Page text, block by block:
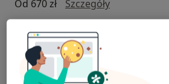
Od 670 zł
SzczegółyPlastyka
+ 5 usług
W jaki sposób ustalane są ceny?